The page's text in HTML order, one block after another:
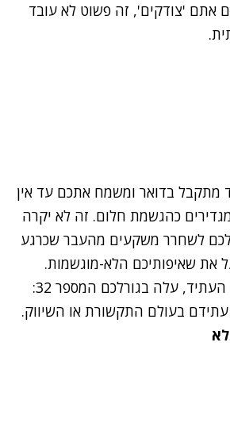
אתם 'צודקים', זה פשוט לא עובד
מתקבל בדואר ומשמח אתכם עד אין
כהגשמת חלום. זה לא יקרה
לכם לשחרר משקעים מהעבר שכרגע
את שאיפותיכם הלא-מוגשמות.
בפריסת קוביות נומרולוגיות לטובת ניבוי וחיזוי העתיד, עלה בגורלכם המספר 32:
בעולם התקשורת או השיווק.